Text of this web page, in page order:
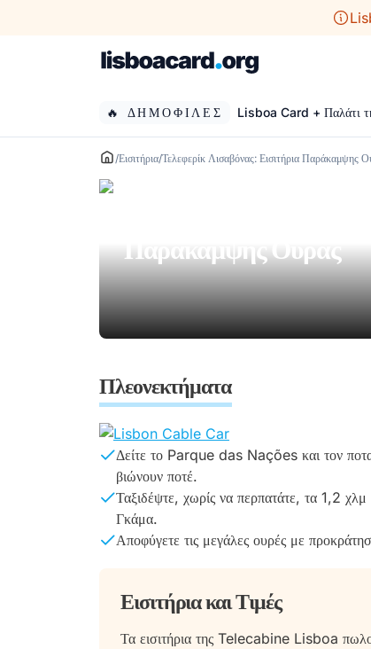
🔥 ΔΗΜΟΦΙΛΕΣ Lisboa Card + Παλάτι
/Εισιτήρια/Τελεφερίκ Λισαβόνας: Εισιτήρια Παράκαμψης
Παράκαμψης Ουράς
Πλεονεκτήματα
Δείτε το Parque das Nações και τον
βιώνουν ποτέ.
Ταξιδέψτε, χωρίς να περπατάτε, τα 1,2
Γκάμα.
Αποφύγετε τις μεγάλες ουρές με
Εισιτήρια και Τιμές
Τα εισιτήρια της Telecabine Lisboa